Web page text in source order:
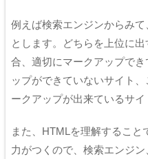
例えば検索エンジンからみ
とします。どちらを上位に
合、適切にマークアップで
ップができていないサイト
ークアップが出来ているサイ
また、HTMLを理解するこ
力がつくので、検索エンジ